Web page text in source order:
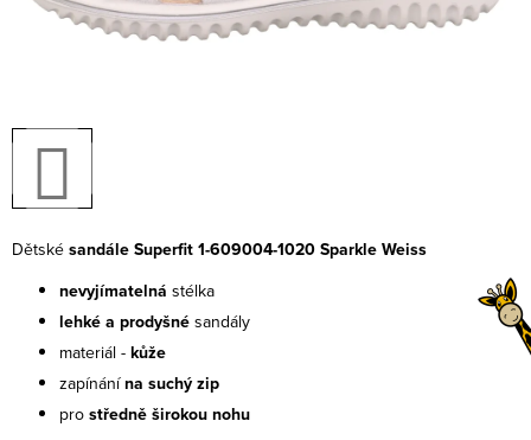
Dětské sandále Superfit 1-609004-1020 Sparkle Weiss
nevyjímatelná stélka
lehké a prodyšné sandály
materiál - kůže
zapínánína suchý zip
pro středně širokou nohu